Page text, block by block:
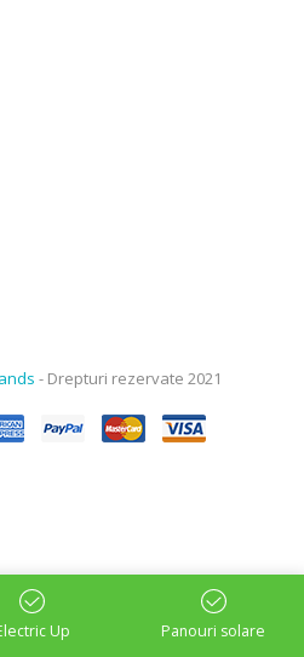
- Drepturi rezervate 2021
Up Panouri solare